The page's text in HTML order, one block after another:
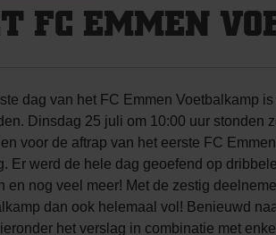
FC EMMEN
dag van het FC Emmen Voetbalkamp
Dinsdag 25 juli om 10:00 uur stonden
voor de aftrap van het eerste FC
Er werd de hele dag geoefend op
en nog veel meer! Met de zestig
dan ook helemaal vol! Benieuwd
het verslag in combinatie met